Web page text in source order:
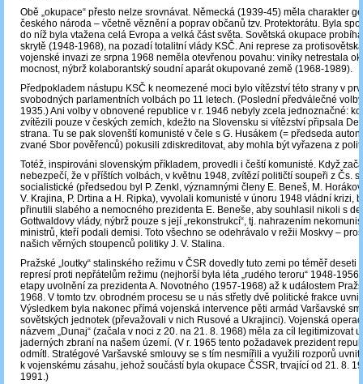
Obě „okupace“ přesto nelze srovnávat. Německá (1939-45) měla charakter
českého národa – včetně věznění a poprav občanů tzv. Protektorátu. Byla
do níž byla vtažena celá Evropa a velká část světa. Sovětská okupace
skrytě (1948-1968), na pozadí totalitní vlády KSČ. Ani represe za
vojenské invazi ze srpna 1968 neměla otevřenou povahu: viníky netrestala
mocnost, nýbrž kolaborantský soudní aparát okupované země (1968-1989).
Předpokladem nástupu KSČ k neomezené moci bylo vítězství této strany v
svobodných parlamentních volbách po 11 letech. (Poslední předválečné
1935.) Ani volby v obnovené republice v r. 1946 nebyly zcela jednoznačné:
zvítězili pouze v českých zemích, kdežto na Slovensku si vítězství připsala
strana. Tu se pak slovenští komunisté v čele s G. Husákem (= předseda
zvané Sbor pověřenců) pokusili zdiskreditovat, aby mohla být vyřazena z
Totéž, inspirováni slovenským příkladem, provedli i čeští komunisté. Když
nebezpečí, že v příštích volbách, v květnu 1948, zvítězí političtí soupeři z Čs.
socialistické (předsedou byl P. Zenkl, významnými členy E. Beneš, M.
V. Krajina, P. Drtina a H. Ripka), vyvolali komunisté v únoru 1948 vládní krizi,
přinutili slabého a nemocného prezidenta E. Beneše, aby souhlasil nikoli s
Gottwaldovy vlády, nýbrž pouze s její „rekonstrukcí“, tj. nahrazením
ministrů, kteří podali demisi. Toto všechno se odehrávalo v režii Moskvy –
našich věrných stoupenců politiky J. V. Stalina.
Pražské „loutky“ stalinského režimu v ČSR dovedly tuto zemi po téměř deseti
represí proti nepřátelům režimu (nejhorší byla léta „rudého teroru“ 1948-
etapy uvolnění za prezidenta A. Novotného (1957-1968) až k událostem
1968. V tomto tzv. obrodném procesu se u nás střetly dvě politické frakce
Výsledkem byla nakonec přímá vojenská intervence pěti armád Varšavské
sovětských jednotek (převažovali v nich Rusové a Ukrajinci). Vojenská
názvem „Dunaj“ (začala v noci z 20. na 21. 8. 1968) měla za cíl legitimizovat
jaderných zbraní na našem území. (V r. 1965 tento požadavek prezident
odmítl. Stratégové Varšavské smlouvy se s tím nesmířili a využili rozporů
k vojenskému zásahu, jehož součástí byla okupace ČSSR, trvající od 21. 8.
1991.)